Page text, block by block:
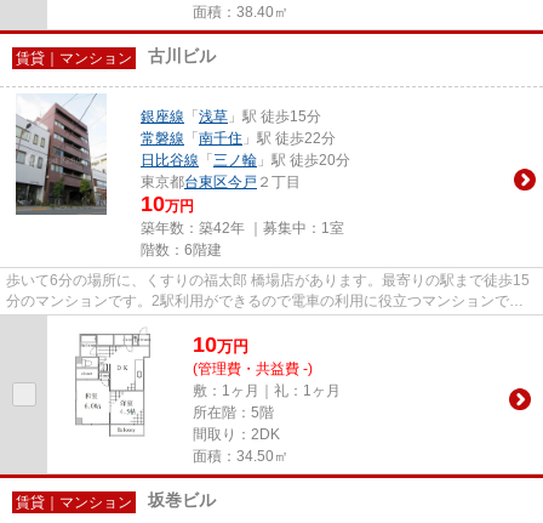
面積：38.40㎡
賃貸｜マンション 古川ビル
銀座線 「 浅草 」駅 徒歩15分
常磐線 「 南千住 」駅 徒歩22分
日比谷線 「 三ノ輪 」駅 徒歩20分
東京都台東区今戸 ２丁目
10万円
築年数：築42年 ｜募集中： 1室
階数：6階建
歩いて6分の場所に、くすりの福太郎 橋場店があります。最寄りの駅まで徒歩15
分のマンションです。2駅利用ができるので電車の利用に役立つマンションで
10万円
(管理費・共益費 -)
敷：1ヶ月｜礼：1ヶ月
所在階：5階
間取り：2DK
面積：34.50㎡
賃貸｜マンション 坂巻ビル